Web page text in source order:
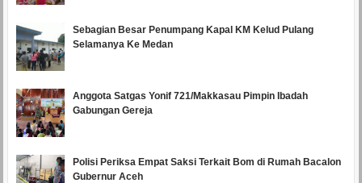
Sebagian Besar Penumpang Kapal KM Kelud Pulang
Selamanya Ke Medan
Anggota Satgas Yonif 721/Makkasau Pimpin Ibadah
Gabungan Gereja
Polisi Periksa Empat Saksi Terkait Bom di Rumah Bacalon
Gubernur Aceh